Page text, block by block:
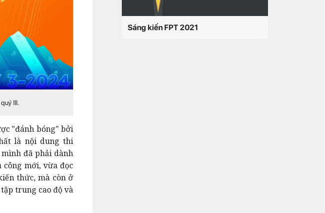
III.
"đánh bóng" bởi
là nội dung thi
đã phải dành
mới, vừa đọc
thức, mà còn ở
trung cao độ và
Sáng kiến FPT 2021